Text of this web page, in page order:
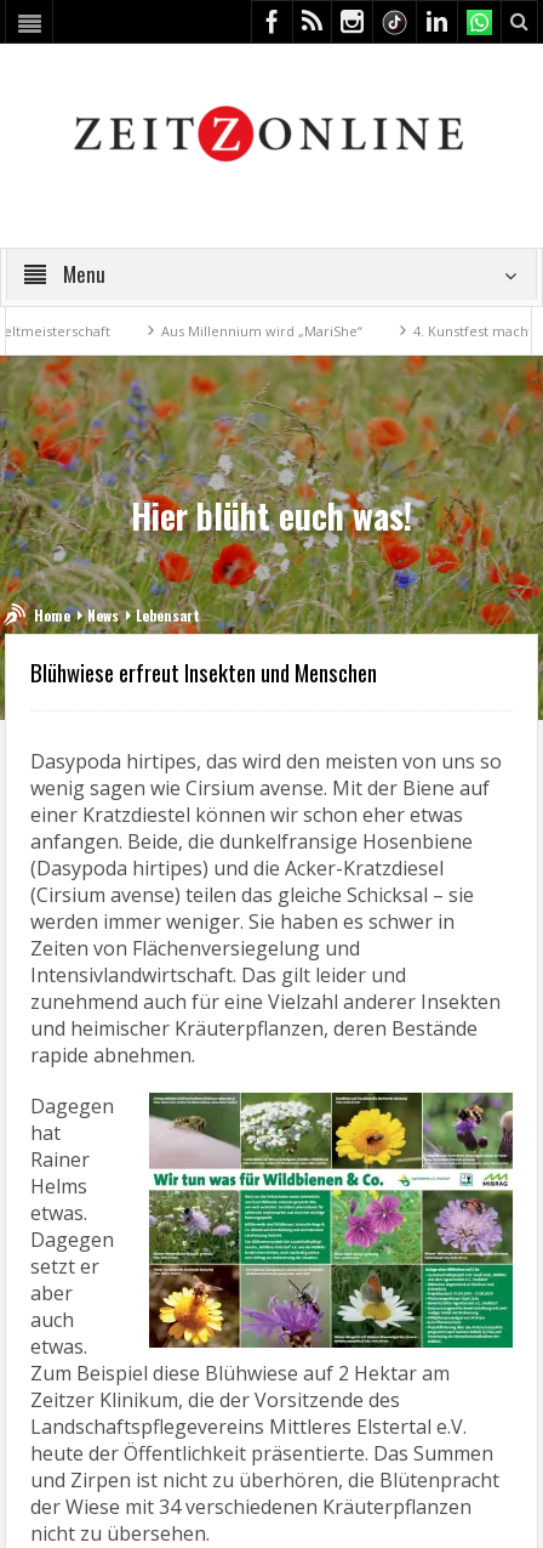
Menu
Aus Millennium wird „MariShe“ 4. Kunstfest macht Zeitz
Hier blüht euch was!
Home News Lebensart
Blühwiese erfreut Insekten und Menschen
Dasypoda hirtipes, das wird den meisten von uns so
wenig sagen wie Cirsium avense. Mit der Biene auf
einer Kratzdiestel können wir schon eher etwas
anfangen. Beide, die dunkelfransige Hosenbiene
(Dasypoda hirtipes) und die Acker-Kratzdiesel
(Cirsium avense) teilen das gleiche Schicksal – sie
werden immer weniger. Sie haben es schwer in
Zeiten von Flächenversiegelung und
Intensivlandwirtschaft. Das gilt leider und
zunehmend auch für eine Vielzahl anderer Insekten
und heimischer Kräuterpflanzen, deren Bestände
rapide abnehmen.
Dagegen
hat
Rainer
Helms
etwas.
Dagegen
setzt er
aber
auch
etwas.
Zum Beispiel diese Blühwiese auf 2 Hektar am
Zeitzer Klinikum, die der Vorsitzende des
Landschaftspflegevereins Mittleres Elstertal e.V.
heute der Öffentlichkeit präsentierte. Das Summen
und Zirpen ist nicht zu überhören, die Blütenpracht
der Wiese mit 34 verschiedenen Kräuterpflanzen
nicht zu übersehen.